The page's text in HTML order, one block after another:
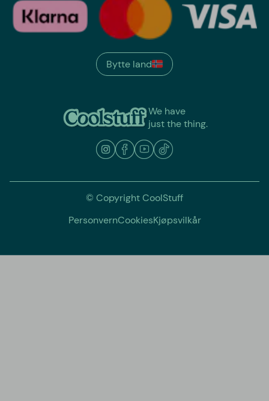
We have
just the thing.
Bytte land
© Copyright CoolStuff
PersonvernCookiesKjøpsvilkår